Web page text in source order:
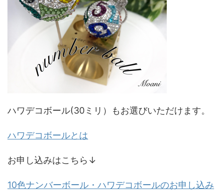
ハワデコボール(30ミリ）もお選びいただけます。
ハワデコボールとは
お申し込みはこちら↓
10色ナンバーボール・ハワデコボールのお申し込み